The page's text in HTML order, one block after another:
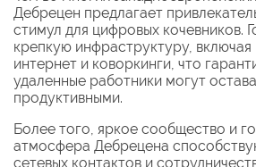
Дебрецен предлагает
стимул для цифровых кочевников.
крепкую инфраструктуру,
интернет и коворкинги, что
удаленные работники могут
продуктивными.
Более того, яркое сообщество и
атмосфера Дебрецена
сетевых контактов и